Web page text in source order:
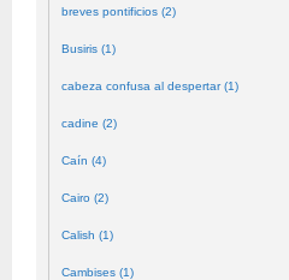
breves pontificios (2)
Busiris (1)
cabeza confusa al despertar (1)
cadine (2)
Caín (4)
Cairo (2)
Calish (1)
Cambises (1)